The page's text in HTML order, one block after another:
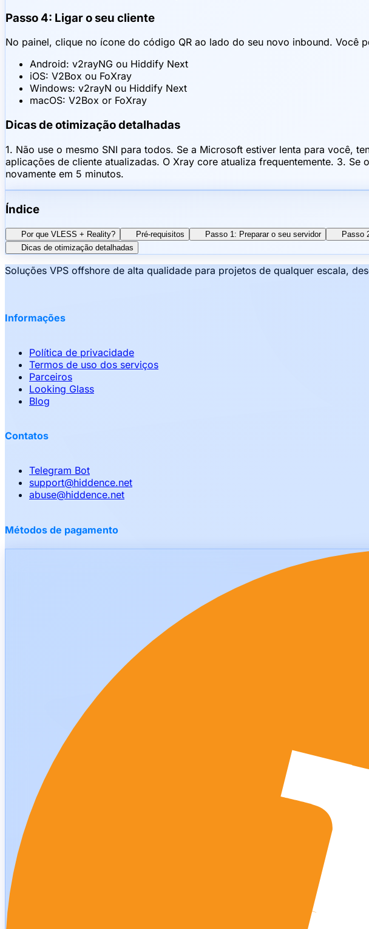
Passo 4: Ligar o seu cliente
No painel, clique no ícone do código QR ao lado do seu novo inbound. Você
Android: v2rayNG ou Hiddify Next
iOS: V2Box ou FoXray
Windows: v2rayN ou Hiddify Next
macOS: V2Box or FoXray
Dicas de otimização detalhadas
1. Não use o mesmo SNI para todos. Se a Microsoft estiver lenta para você,
aplicações de cliente atualizadas. O Xray core atualiza frequentemente. 3.
novamente em 5 minutos.
Índice
Por que VLESS + Reality? Pré-requisitos Passo 1: Preparar o seu servidor Passo
Dicas de otimização detalhadas
Soluções VPS offshore de alta qualidade para projetos de qualquer escala,
Informações
Política de privacidade
Termos de uso dos serviços
Parceiros
Looking Glass
Blog
Contatos
Telegram Bot
support@hiddence.net
abuse@hiddence.net
Métodos de pagamento